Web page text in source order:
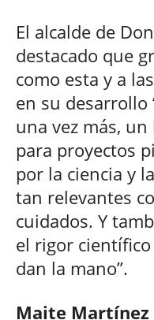
El alcalde de
destacado que
como esta y a
en su desarrollo
una vez más,
para proyectos
por la ciencia y
tan relevantes
cuidados. Y
el rigor
dan la mano”.
Maite Martínez